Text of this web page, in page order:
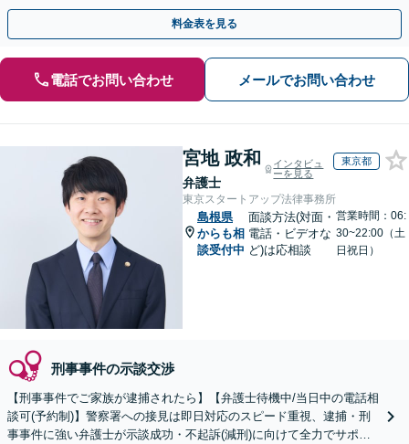
料金表を見る
電話でお問い合わせ メールでお問い合わせ
宮地 政和
弁護士
インタビュ
ーを見る
東京都
東京スタートアップ法律事務所
島根県
からも相
談受付中
面談方法(対面・
電話・ビデオな
ど)は応相談
営業時間：06:
30~22:00（土
日祝日）
刑事事件の示談交渉
【刑事事件でご家族が逮捕されたら】【弁護士待機中/当日中の電話相
談可(予約制)】警察署への接見は即日対応のスピード重視、逮捕・刑
事事件に強い弁護士が示談成功・不起訴(減刑)に向けて全力でサポー